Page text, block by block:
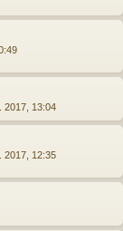
2017, 13:04
2017, 12:35